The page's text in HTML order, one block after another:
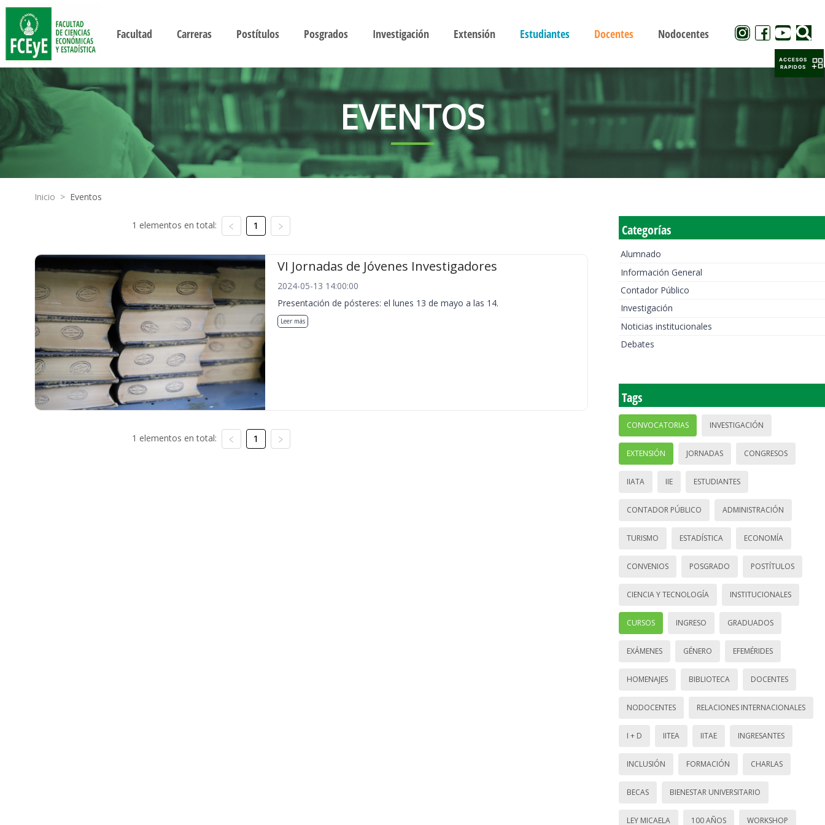
Facultad Carreras Postítulos Posgrados Investigación Extensión Estudiantes Docentes Nodocentes
EVENTOS
Inicio > Eventos
1 elementos en total: 1
VI Jornadas de Jóvenes Investigadores
2024-05-13 14:00:00
Presentación de pósteres: el lunes 13 de mayo a las 14.
Leer más
1 elementos en total: 1
Categorías
Alumnado
Información General
Contador Público
Investigación
Noticias institucionales
Debates
Tags
CONVOCATORIAS INVESTIGACIÓN
EXTENSIÓN JORNADAS CONGRESOS
IIATA IIE ESTUDIANTES
CONTADOR PÚBLICO ADMINISTRACIÓN
TURISMO ESTADÍSTICA ECONOMÍA
CONVENIOS POSGRADO POSTÍTULOS
CIENCIA Y TECNOLOGÍA INSTITUCIONALES
CURSOS INGRESO GRADUADOS
EXÁMENES GÉNERO EFEMÉRIDES
HOMENAJES BIBLIOTECA DOCENTES
NODOCENTES RELACIONES INTERNACIONALES
I + D IITEA IITAE INGRESANTES
INCLUSIÓN FORMACIÓN CHARLAS
BECAS BIENESTAR UNIVERSITARIO
LEY MICAELA 100 AÑOS WORKSHOP
ACCESOS
RAPIDOS